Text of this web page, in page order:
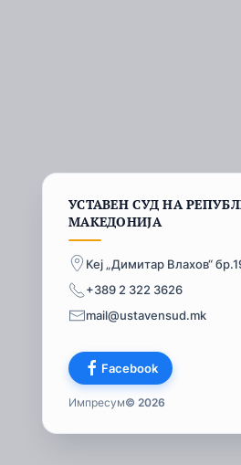
УСТАВЕН СУД НА
МАКЕДОНИЈА
Кеј „Димитар Влахов“
+389 2 322 3626
mail@ustavensud.mk
Facebook
Импресум© 2026